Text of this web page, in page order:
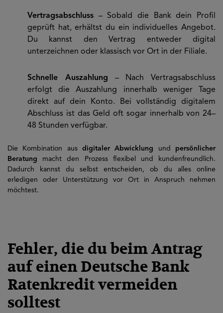
Vertragsabschluss – Sobald die Bank dein Profil
geprüft hat, erhältst du ein individuelles Angebot.
Du kannst den Vertrag entweder digital
unterzeichnen oder klassisch vor Ort in der Filiale.
Schnelle Auszahlung – Nach Vertragsabschluss
erfolgt die Auszahlung innerhalb weniger Tage
direkt auf dein Konto. Bei vollständig digitalem
Abschluss ist das Geld oft sogar innerhalb von 24–
48 Stunden verfügbar.
Die Kombination aus digitaler Abwicklung und persönlicher
Beratung macht den Prozess flexibel und kundenfreundlich.
Dadurch kannst du selbst entscheiden, ob du alles online
erledigen oder Unterstützung vor Ort in Anspruch nehmen
möchtest.
Fehler, die du beim Antrag
auf einen Deutsche Bank
Ratenkredit vermeiden
solltest